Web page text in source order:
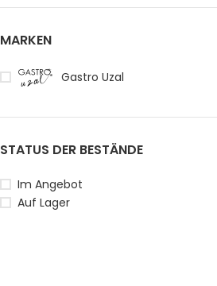
MARKEN
Gastro Uzal
STATUS DER BESTÄNDE
Im Angebot
Auf Lager